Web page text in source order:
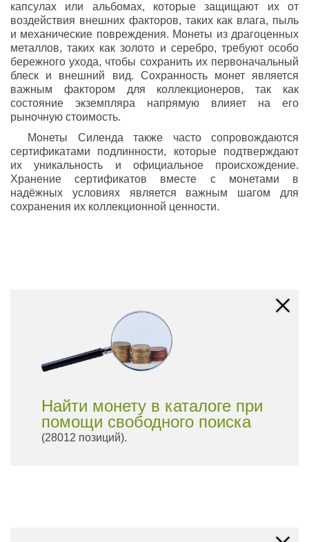
капсулах или альбомах, которые защищают их от
воздействия внешних факторов, таких как влага, пыль
и механические повреждения. Монеты из драгоценных
металлов, таких как золото и серебро, требуют особо
бережного ухода, чтобы сохранить их первоначальный
блеск и внешний вид. Сохранность монет является
важным фактором для коллекционеров, так как
состояние экземпляра напрямую влияет на его
рыночную стоимость.
Монеты Силенда также часто сопровождаются
сертификатами подлинности, которые подтверждают
их уникальность и официальное происхождение.
Хранение сертификатов вместе с монетами в
надёжных условиях является важным шагом для
сохранения их коллекционной ценности.
Найти монету в каталоге при
помощи свободного поиска
(28012 позиций).